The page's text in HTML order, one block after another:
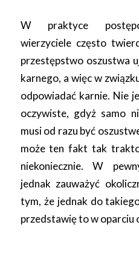
W praktyce
wierzyciele często
przestępstwo oszustwa
karnego, a więc w
odpowiadać karnie. Nie
oczywiste, gdyż samo
musi od razu być
może ten fakt tak
niekoniecznie. W
jednak zauważyć
tym, że jednak do
przedstawię to w oparciu